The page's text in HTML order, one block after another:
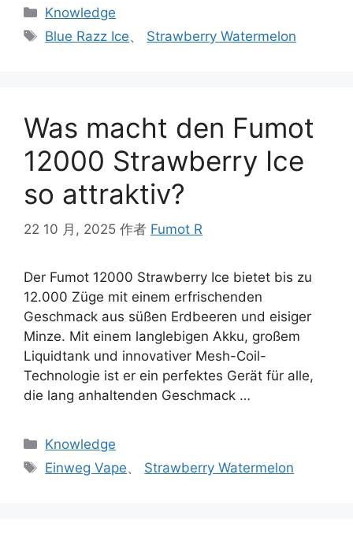
Knowledge
Blue Razz Ice、 Strawberry Watermelon
Was macht den Fumot
12000 Strawberry Ice
so attraktiv?
22 10 月, 2025 作者 Fumot R
Der Fumot 12000 Strawberry Ice bietet bis zu
12.000 Züge mit einem erfrischenden
Geschmack aus süßen Erdbeeren und eisiger
Minze. Mit einem langlebigen Akku, großem
Liquidtank und innovativer Mesh-Coil-
Technologie ist er ein perfektes Gerät für alle,
die lang anhaltenden Geschmack …
Knowledge
Einweg Vape、 Strawberry Watermelon